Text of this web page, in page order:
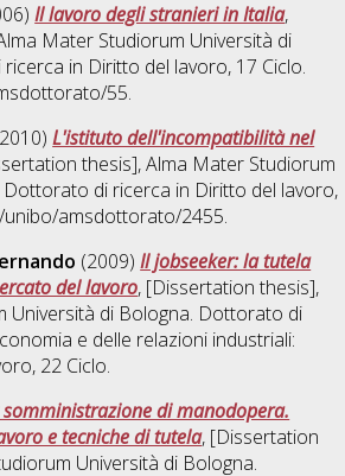
Il lavoro degli stranieri in Italia,
Mater Studiorum Università di
in Diritto del lavoro, 17 Ciclo.
55.
L'istituto dell'incompatibilità nel
thesis], Alma Mater Studiorum
di ricerca in Diritto del lavoro,
unibo/amsdottorato/2455.
(2009)Il jobseeker: la tutela
del lavoro, [Dissertation thesis],
Università di Bologna. Dottorato di
e delle relazioni industriali:
, 22 Ciclo.
somministrazione di manodopera.
e tecniche di tutela, [Dissertation
Università di Bologna.